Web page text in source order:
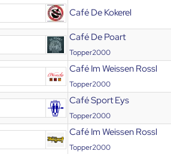
Café De Kokerel
Café De Poart
Topper2000
Café Im Weissen Rossl
Topper2000
Café Sport Eys
Topper2000
Café Im Weissen Rossl
Topper2000